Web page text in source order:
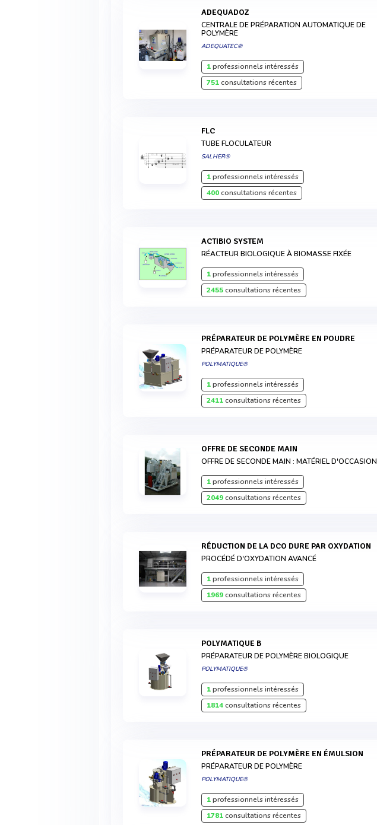
ADEQUADOZ
CENTRALE DE PRÉPARATION AUTOMATIQUE DE
POLYMÈRE
ADEQUATEC®
1professionnels intéressés
751consultations récentes
FLC
TUBE FLOCULATEUR
SALHER®
1professionnels intéressés
400consultations récentes
ACTIBIO SYSTEM
RÉACTEUR BIOLOGIQUE À BIOMASSE FIXÉE
1professionnels intéressés
2455consultations récentes
PRÉPARATEUR DE POLYMÈRE EN POUDRE
PRÉPARATEUR DE POLYMÈRE
POLYMATIQUE®
1professionnels intéressés
2411consultations récentes
OFFRE DE SECONDE MAIN
OFFRE DE SECONDE MAIN : MATÉRIEL D'OCCASION
1professionnels intéressés
2049consultations récentes
RÉDUCTION DE LA DCO DURE PAR OXYDATION
PROCÉDÉ D'OXYDATION AVANCÉ
1professionnels intéressés
1969consultations récentes
POLYMATIQUE B
PRÉPARATEUR DE POLYMÈRE BIOLOGIQUE
POLYMATIQUE®
1professionnels intéressés
1814consultations récentes
PRÉPARATEUR DE POLYMÈRE EN ÉMULSION
PRÉPARATEUR DE POLYMÈRE
POLYMATIQUE®
1professionnels intéressés
1781consultations récentes